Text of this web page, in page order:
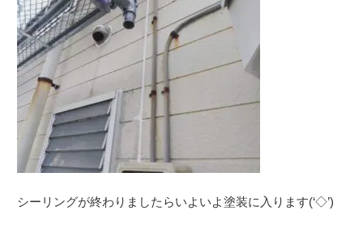
シーリングが終わりましたらいよいよ塗装に入ります(‘◇’)ゞ